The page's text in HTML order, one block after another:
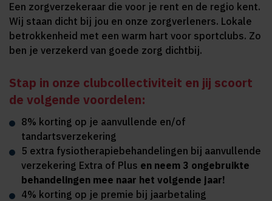
Een zorgverzekeraar die voor je rent en de regio kent.
Wij staan dicht bij jou en onze zorgverleners. Lokale
betrokkenheid met een warm hart voor sportclubs. Zo
ben je verzekerd van goede zorg dichtbij.
Stap in onze clubcollectiviteit en jij scoort
de volgende voordelen:
8% korting op je aanvullende en/of
tandartsverzekering
5 extra fysiotherapiebehandelingen bij aanvullende
verzekering Extra of Plus en neem 3 ongebruikte
behandelingen mee naar het volgende jaar!
4% korting op je premie bij jaarbetaling